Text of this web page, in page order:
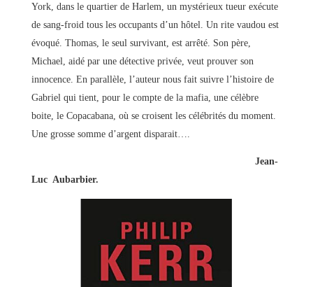
York, dans le quartier de Harlem, un mystérieux tueur exécute
de sang-froid tous les occupants d’un hôtel. Un rite vaudou est
évoqué. Thomas, le seul survivant, est arrêté. Son père,
Michael, aidé par une détective privée, veut prouver son
innocence. En parallèle, l’auteur nous fait suivre l’histoire de
Gabriel qui tient, pour le compte de la mafia, une célèbre
boite, le Copacabana, où se croisent les célébrités du moment.
Une grosse somme d’argent disparait….
Jean-
Luc Aubarbier.